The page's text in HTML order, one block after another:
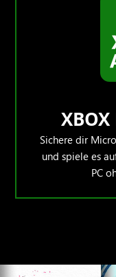
Sichere dir
und spiele es
PC